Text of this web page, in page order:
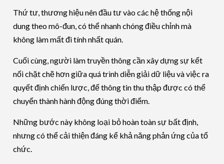
Thứ tư, thương hiệu nên đầu tư vào các hệ thống nội
dung theo mô-đun, có thể nhanh chóng điều chỉnh mà
không làm mất đi tính nhất quán.
Cuối cùng, người làm truyền thông cần xây dựng sự kết
nối chặt chẽ hơn giữa quá trình diễn giải dữ liệu và việc ra
quyết định chiến lược, để thông tin thu thập được có thể
chuyển thành hành động đúng thời điểm.
Những bước này không loại bỏ hoàn toàn sự bất định,
nhưng có thể cải thiện đáng kể khả năng phản ứng của tổ
chức.